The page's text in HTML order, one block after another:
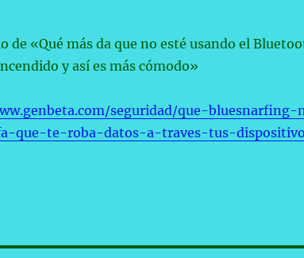
de «Qué más da que no esté usando el
y así es más cómodo»
seguridad/que-bluesnarfing-
que-te-roba-datos-a-traves-tus-